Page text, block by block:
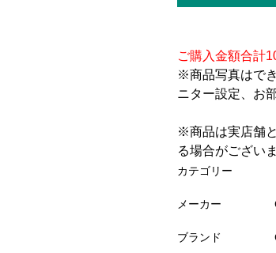
ご購入金額合計
※商品写真はで
ニター設定、お
※商品は実店舗
る場合がござい
カテゴリー
メーカー
ブランド